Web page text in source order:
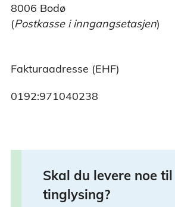
8006 Bodø
(Postkasse i inngangsetasjen)
Fakturaadresse (EHF)
0192:971040238
Skal du levere noe til
tinglysing?